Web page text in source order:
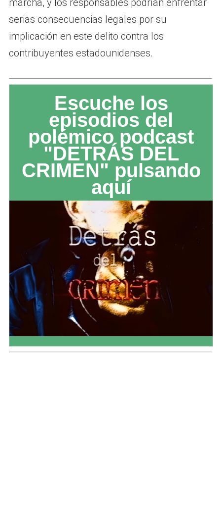
serias consecuencias legales por su
implicación en este delito contra los
contribuyentes estadounidenses.
Escuche los
episodios del
polémico podcast
"DETRÁS DEL
CRIMEN" pulsando
aquí